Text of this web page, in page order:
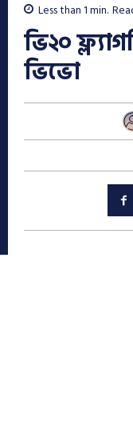
Less than 1min.
ভি২০
ভিভো